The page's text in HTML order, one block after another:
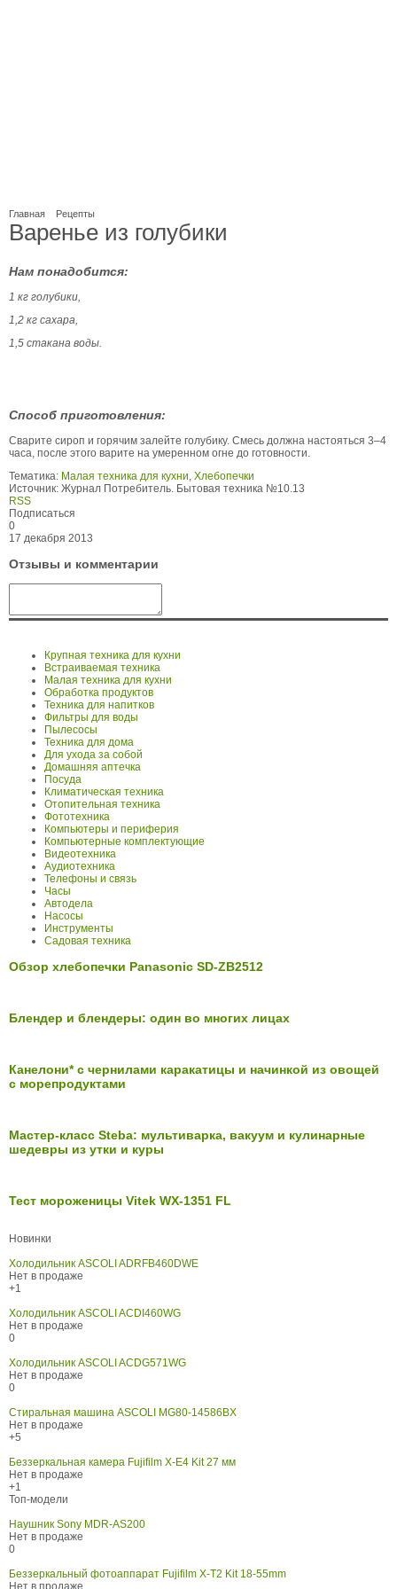
Главная Рецепты
Варенье из голубики
Нам понадобится:
1 кг голубики,
1,2 кг сахара,
1,5 стакана воды.
Способ приготовления:
Сварите сироп и горячим залейте голубику. Смесь должна настояться 3–4
часа, после этого варите на умеренном огне до готовности.
Тематика: Малая техника для кухни, Хлебопечки
Источник: Журнал Потребитель. Бытовая техника №10.13
RSS
Подписаться
0
17 декабря 2013
Отзывы и комментарии
Крупная техника для кухни
Встраиваемая техника
Малая техника для кухни
Обработка продуктов
Техника для напитков
Фильтры для воды
Пылесосы
Техника для дома
Для ухода за собой
Домашняя аптечка
Посуда
Климатическая техника
Отопительная техника
Фототехника
Компьютеры и периферия
Компьютерные комплектующие
Видеотехника
Аудиотехника
Телефоны и связь
Часы
Автодела
Насосы
Инструменты
Садовая техника
Обзор хлебопечки Panasonic SD-ZB2512
Блендер и блендеры: один во многих лицах
Канелони* с чернилами каракатицы и начинкой из овощей
с морепродуктами
Мастер-класс Steba: мультиварка, вакуум и кулинарные
шедевры из утки и куры
Тест мороженицы Vitek WX-1351 FL
Новинки
Холодильник ASCOLI ADRFB460DWE
Нет в продаже
+1
Холодильник ASCOLI ACDI460WG
Нет в продаже
0
Холодильник ASCOLI ACDG571WG
Нет в продаже
0
Стиральная машина ASCOLI MG80-14586BX
Нет в продаже
+5
Беззеркальная камера Fujifilm X-E4 Kit 27 мм
Нет в продаже
+1
Топ-модели
Наушник Sony MDR-AS200
Нет в продаже
0
Беззеркальный фотоаппарат Fujifilm X-T2 Kit 18-55mm